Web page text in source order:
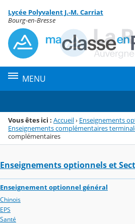
Menu de la rubrique
Contenu
Lycée Polyvalent J.-M. Carriat
Bourg-en-Bresse
MENU
Vous êtes ici : Accueil› Enseignements
Enseignements complémentaires
complémentaires
Enseignements optionnels et
Enseignement optionnel général
Chinois
EPS
Santé